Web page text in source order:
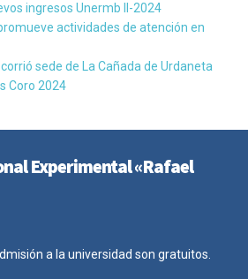
ingresos Unermb II-2024
actividades de atención en
sede de La Cañada de Urdaneta
Coro 2024
Experimental «Rafael
a la universidad son gratuitos.